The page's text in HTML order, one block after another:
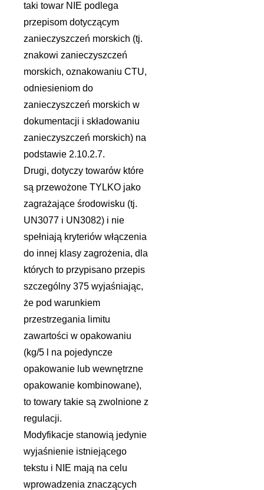
taki towar NIE podlega
przepisom dotyczącym
zanieczyszczeń morskich (tj.
znakowi zanieczyszczeń
morskich, oznakowaniu CTU,
odniesieniom do
zanieczyszczeń morskich w
dokumentacji i składowaniu
zanieczyszczeń morskich) na
podstawie 2.10.2.7.
Drugi, dotyczy towarów które
są przewożone TYLKO jako
zagrażające środowisku (tj.
UN3077 i UN3082) i nie
spełniają kryteriów włączenia
do innej klasy zagrożenia, dla
których to przypisano przepis
szczególny 375 wyjaśniając,
że pod warunkiem
przestrzegania limitu
zawartości w opakowaniu
(kg/5 l na pojedyncze
opakowanie lub wewnętrzne
opakowanie kombinowane),
to towary takie są zwolnione z
regulacji.
Modyfikacje stanowią jedynie
wyjaśnienie istniejącego
tekstu i NIE mają na celu
wprowadzenia znaczących